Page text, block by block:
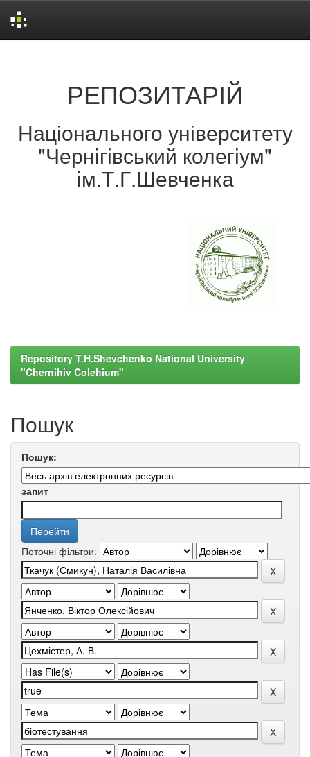
РЕПОЗИТАРІЙ
Національного університету
"Чернігівський колегіум"
ім.Т.Г.Шевченка
Repository T.H.Shevchenko National University
"Chernihiv Colehium"
Пошук
Пошук:
запит
Поточні фільтри: